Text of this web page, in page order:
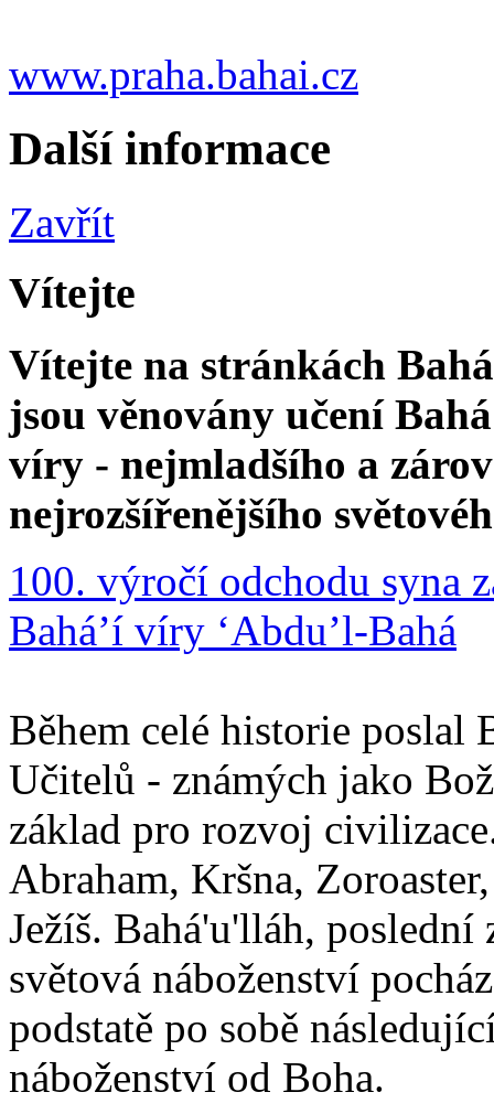
www.praha.bahai.cz
Další informace
Zavřít
Vítejte
Vítejte na stránkách
jsou věnovány učení
víry - nejmladšího a
nejrozšířenějšího
100. výročí odchodu syna
Bahá’í víry ‘Abdu’l-Bahá
Během celé historie poslal
Učitelů - známých jako
základ pro rozvoj
Abraham, Kršna,
Ježíš. Bahá'u'lláh,
světová náboženství
podstatě po sobě
náboženství od Boha.